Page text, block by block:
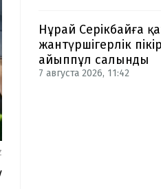
Нұрай Серікбайға
жантүршігерлік
айыппұл салынды
7 августа 2026, 11:42